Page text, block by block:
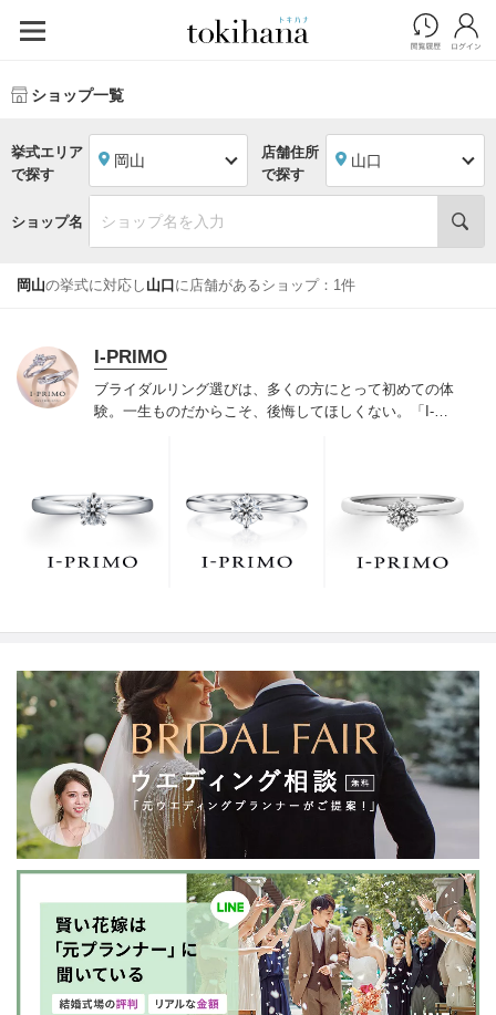
ショップ一覧
挙式エリア
で探す
岡山
店舗住所
で探す
山口
ショップ名
岡山の挙式に対応し 山口 に店舗があるショップ：1件
I-PRIMO
ブライダルリング選びは、多くの方にとって初めての体
験。一生ものだからこそ、後悔してほしくない。「I-
でお待ちしております。リング選びの最初の一歩をご一
緒に。まずは、アイプリモへ。